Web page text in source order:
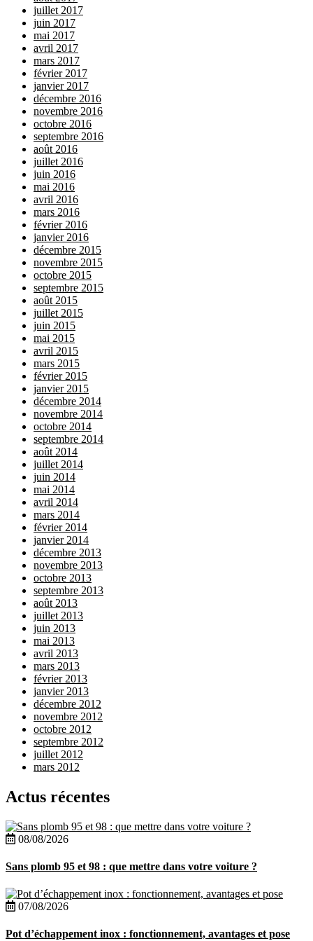
juillet 2017
juin 2017
mai 2017
avril 2017
mars 2017
février 2017
janvier 2017
décembre 2016
novembre 2016
octobre 2016
septembre 2016
août 2016
juillet 2016
juin 2016
mai 2016
avril 2016
mars 2016
février 2016
janvier 2016
décembre 2015
novembre 2015
octobre 2015
septembre 2015
août 2015
juillet 2015
juin 2015
mai 2015
avril 2015
mars 2015
février 2015
janvier 2015
décembre 2014
novembre 2014
octobre 2014
septembre 2014
août 2014
juillet 2014
juin 2014
mai 2014
avril 2014
mars 2014
février 2014
janvier 2014
décembre 2013
novembre 2013
octobre 2013
septembre 2013
août 2013
juillet 2013
juin 2013
mai 2013
avril 2013
mars 2013
février 2013
janvier 2013
décembre 2012
novembre 2012
octobre 2012
septembre 2012
juillet 2012
mars 2012
Actus récentes
08/08/2026
Sans plomb 95 et 98 : que mettre dans votre voiture ?
07/08/2026
Pot d’échappement inox : fonctionnement, avantages et pose